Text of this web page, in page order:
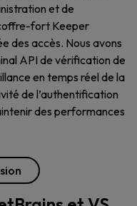
et de
fort Keeper
des accès. Nous avons
API de vérification de
en temps réel de la
de l’authentification
des performances